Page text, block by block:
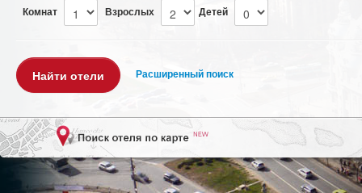
Комнат Взрослых Детей
Расширенный поиск